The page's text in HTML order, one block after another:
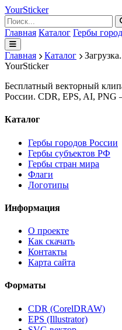
YourSticker
Главная Каталог Гербы
Главная Каталог
YourSticker
Бесплатный векторный
России. CDR, EPS, AI, PNG
Каталог
Гербы городов России
Гербы субъектов РФ
Гербы стран мира
Флаги
Логотипы
Информация
О проекте
Как скачать
Контакты
Карта сайта
Форматы
CDR (CorelDRAW)
EPS (Illustrator)